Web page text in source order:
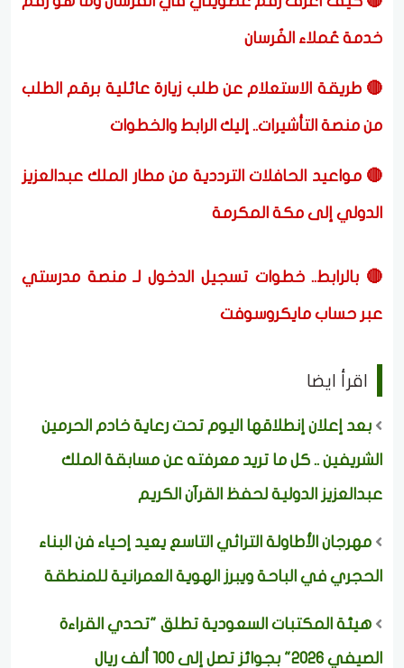
خدمة عُملاء الفُرسان
🔴 طريقة الاستعلام عن طلب زيارة عائلية برقم الطلب
من منصة التأشيرات.. إليك الرابط والخطوات
🔴 مواعيد الحافلات الترددية من مطار الملك عبدالعزيز
الدولي إلى مكة المكرمة
🔴 بالرابط.. خطوات تسجيل الدخول لـ منصة مدرستي
عبر حساب مايكروسوفت
اقرأ ايضا
بعد إعلان إنطلاقها اليوم تحت رعاية خادم الحرمين
الشريفين .. كل ما تريد معرفته عن مسابقة الملك
عبدالعزيز الدولية لحفظ القرآن الكريم
مهرجان الأطاولة التراثي التاسع يعيد إحياء فن البناء
الحجري في الباحة ويبرز الهوية العمرانية للمنطقة
هيئة المكتبات السعودية تطلق "تحدي القراءة
الصيفي 2026" بجوائز تصل إلى 100 ألف ريال